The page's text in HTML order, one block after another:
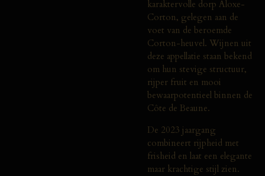
karaktervolle dorp Aloxe-
Corton, gelegen aan de
voet van de beroemde
Corton-heuvel. Wijnen uit
deze appellatie staan bekend
om hun stevige structuur,
rijper fruit en mooi
bewaarpotentieel binnen de
Côte de Beaune.
De 2023 jaargang
combineert rijpheid met
frisheid en laat een elegante
maar krachtige stijl zien.